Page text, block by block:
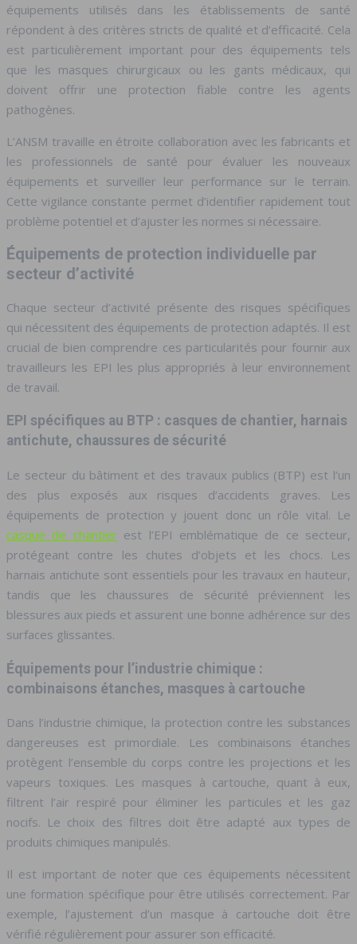
équipements utilisés dans les établissements de santé
répondent à des critères stricts de qualité et d’efficacité. Cela
est particulièrement important pour des équipements tels
que les masques chirurgicaux ou les gants médicaux, qui
doivent offrir une protection fiable contre les agents
pathogènes.
L’ANSM travaille en étroite collaboration avec les fabricants et
les professionnels de santé pour évaluer les nouveaux
équipements et surveiller leur performance sur le terrain.
Cette vigilance constante permet d’identifier rapidement tout
problème potentiel et d’ajuster les normes si nécessaire.
Équipements de protection individuelle par
secteur d’activité
Chaque secteur d’activité présente des risques spécifiques
qui nécessitent des équipements de protection adaptés. Il est
crucial de bien comprendre ces particularités pour fournir aux
travailleurs les EPI les plus appropriés à leur environnement
de travail.
EPI spécifiques au BTP : casques de chantier, harnais
antichute, chaussures de sécurité
Le secteur du bâtiment et des travaux publics (BTP) est l’un
des plus exposés aux risques d’accidents graves. Les
équipements de protection y jouent donc un rôle vital. Le
casque de chantierest l’EPI emblématique de ce secteur,
protégeant contre les chutes d’objets et les chocs. Les
harnais antichute sont essentiels pour les travaux en hauteur,
tandis que les chaussures de sécurité préviennent les
blessures aux pieds et assurent une bonne adhérence sur des
surfaces glissantes.
Équipements pour l’industrie chimique :
combinaisons étanches, masques à cartouche
Dans l’industrie chimique, la protection contre les substances
dangereuses est primordiale. Les combinaisons étanches
protègent l’ensemble du corps contre les projections et les
vapeurs toxiques. Les masques à cartouche, quant à eux,
filtrent l’air respiré pour éliminer les particules et les gaz
nocifs. Le choix des filtres doit être adapté aux types de
produits chimiques manipulés.
Il est important de noter que ces équipements nécessitent
une formation spécifique pour être utilisés correctement. Par
exemple, l’ajustement d’un masque à cartouche doit être
vérifié régulièrement pour assurer son efficacité.